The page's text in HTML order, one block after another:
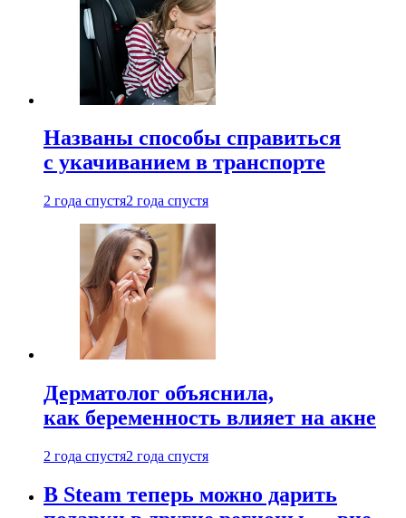
Названы способы справиться
с укачиванием в транспорте
2 года спустя2 года спустя
Дерматолог объяснила,
как беременность влияет на акне
2 года спустя2 года спустя
В Steam теперь можно дарить